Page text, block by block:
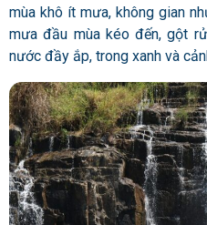
mùa khô ít mưa, không gian
mưa đầu mùa kéo đến, gột
nước đầy ắp, trong xanh và